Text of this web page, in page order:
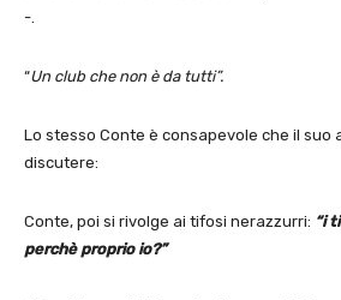
-.
“Un club che non è da tutti”.
Lo stesso Conte è consapevole che il suo
discutere:
Conte, poi si rivolge ai tifosi nerazzurri: “i
perchè proprio io?”